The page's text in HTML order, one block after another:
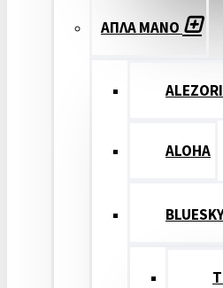
ΑΠΛΑ ΜΑΝΟ
ALEZORI
ALOHA